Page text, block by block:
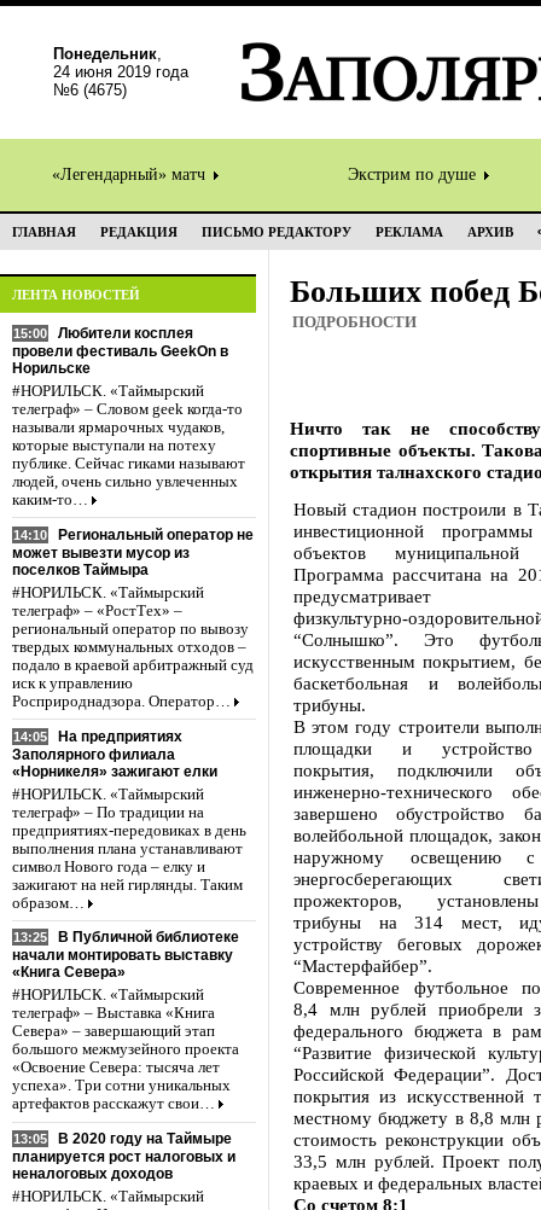
Понедельник,
24 июня 2019 года
№6 (4675)
«Легендарный» матч Экстрим по душе
ГЛАВНАЯ РЕДАКЦИЯ ПИСЬМО РЕДАКТОРУ РЕКЛАМА АРХИВ
ЛЕНТА НОВОСТЕЙ
15:00
Любители косплея
провели фестиваль GeekOn в
Норильске
#НОРИЛЬСК. «Таймырский
телеграф» – Словом geek когда-то
называли ярмарочных чудаков,
которые выступали на потеху
публике. Сейчас гиками называют
людей, очень сильно увлеченных
каким-то…
14:10
Региональный оператор не
может вывезти мусор из
поселков Таймыра
#НОРИЛЬСК. «Таймырский
телеграф» – «РостТех» –
региональный оператор по вывозу
твердых коммунальных отходов –
подало в краевой арбитражный суд
иск к управлению
Росприроднадзора. Оператор…
14:05
На предприятиях
Заполярного филиала
«Норникеля» зажигают елки
#НОРИЛЬСК. «Таймырский
телеграф» – По традиции на
предприятиях-передовиках в день
выполнения плана устанавливают
символ Нового года – елку и
зажигают на ней гирлянды. Таким
образом…
13:25
В Публичной библиотеке
начали монтировать выставку
«Книга Севера»
#НОРИЛЬСК. «Таймырский
телеграф» – Выставка «Книга
Севера» – завершающий этап
большого межмузейного проекта
«Освоение Севера: тысяча лет
успеха». Три сотни уникальных
артефактов расскажут свои…
13:05
В 2020 году на Таймыре
планируется рост налоговых и
неналоговых доходов
#НОРИЛЬСК. «Таймырский
Больших побед
ПОДРОБНОСТИ
Ничто так не
спортивные объекты.
открытия талнахского
Новый стадион построили в
инвестиционной программы
объектов муниципальной
Программа рассчитана на
предусматривает
физкультурно-
“Солнышко”. Это
искусственным покрытием,
баскетбольная и
трибуны.
В этом году строители
площадки и устройство
покрытия, подключили
инженерно-технического
завершено обустройство
волейбольной площадок,
наружному освещению с
энергосберегающих
прожекторов,
трибуны на 314 мест,
устройству беговых
“Мастерфайбер”.
Современное футбольное
8,4 млн рублей приобрели
федерального бюджета в
“Развитие физической
Российской Федерации”.
покрытия из искусственной
местному бюджету в 8,8 млн
стоимость реконструкции
33,5 млн рублей. Проект
краевых и федеральных
Со счетом 8:1